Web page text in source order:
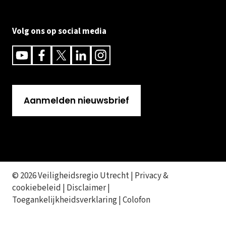
Volg ons op social media
YoutubeFacebookTwitterLinkedinInstagram
Aanmelden nieuwsbrief
© 2026 Veiligheidsregio Utrecht | Privacy &
cookiebeleid | Disclaimer|
Toegankelijkheidsverklaring|Colofon